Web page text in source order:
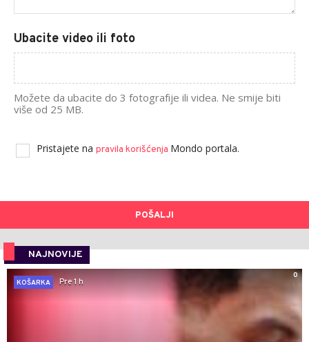
Ubacite video ili foto
Možete da ubacite do 3 fotografije ili videa. Ne smije biti
više od 25 MB.
Pristajete na pravila korišćenja Mondo portala.
POŠALJI
NAJNOVIJE
0
KOŠARKA
Pre 1 h